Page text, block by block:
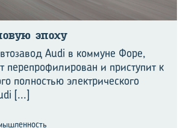
эпоху
Audi в коммуне Форе,
перепрофилирован и приступит к
полностью электрического
[...]